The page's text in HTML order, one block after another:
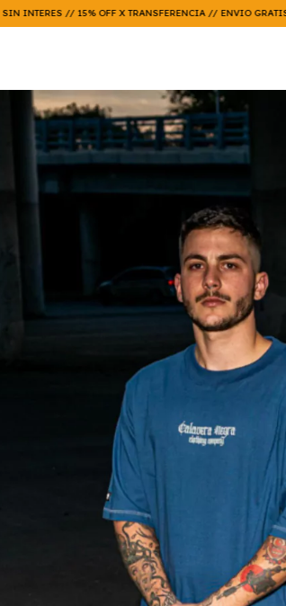
OFF X TRANSFERENCIA // ENVIO GRATIS DESDE $150.000